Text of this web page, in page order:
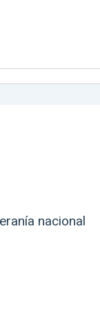
nacional